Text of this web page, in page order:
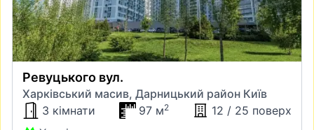
Ревуцького вул.
Харківський масив, Дарницький район Київ
3 кімнати
97 м2
12 / 25 поверх